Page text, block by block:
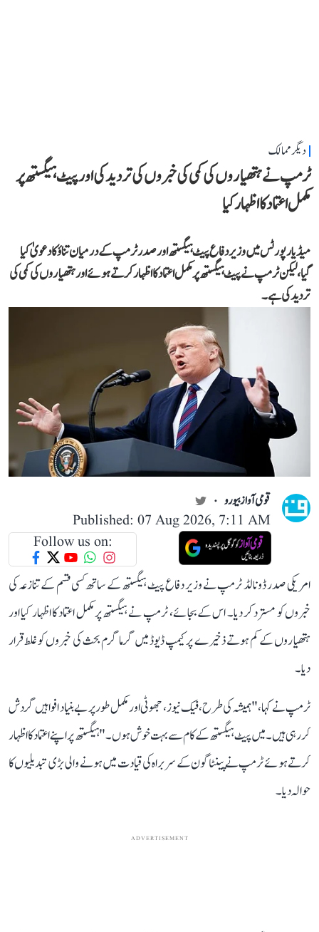
دیگر ممالک
ٹرمپ نے ہتھیاروں کی کمی کی خبروں کی تردید کی اور پیٹ ہیگستھ پر
مکمل اعتماد کا اظہار کیا
میڈیا رپورٹس میں وزیر دفاع پیٹ ہیگستھ اور صدر ٹرمپ کے درمیان تناؤ کا دعویٰ کیا
گیا، لیکن ٹرمپ نے پیٹ ہیگستھ پر مکمل اعتماد کا اظہار کرتے ہوئے اور ہتھیاروں کی کمی کی
تردید کی ہے۔
قومی آواز بیورو
Published: 07 Aug 2026, 7:11 AM
Follow us on:
امریکی صدر ڈونالڈ ٹرمپ نے وزیر دفاع پیٹ ہیگستھ کے ساتھ کسی قسم کے تنازعہ کی
خبروں کو مسترد کر دیا۔ اس کے بجائے، ٹرمپ نے ہیگستھ پر مکمل اعتماد کا اظہار کیا اور
ہتھیاروں کے کم ہوتے ذخیرے پر کیمپ ڈیوڈ میں گرما گرم بحث کی خبروں کو غلط قرار
دیا۔
ٹرمپ نے کہا، "ہمیشہ کی طرح، فیک نیوز ، جھوٹی اور مکمل طور پر بے بنیاد افواہیں گردش
کر رہی ہیں۔ میں پیٹ ہیگستھ کے کام سے بہت خوش ہوں۔" ہیگستھ پر اپنے اعتماد کا اظہار
کرتے ہوئے ٹرمپ نے پینٹاگون کے سربراہ کی قیادت میں ہونے والی بڑی تبدیلیوں کا
حوالہ دیا۔
ADVERTISEMENT